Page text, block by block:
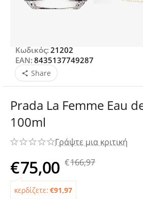
EAN: 8435137749287
Κωδικός: 21202
Share
Prada La Femme Eau
100ml
Γράψτε μια κριτική
€75,00 €166,97
κερδίζετε: €91,97